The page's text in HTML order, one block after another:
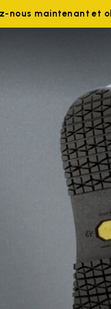
nous maintenant et